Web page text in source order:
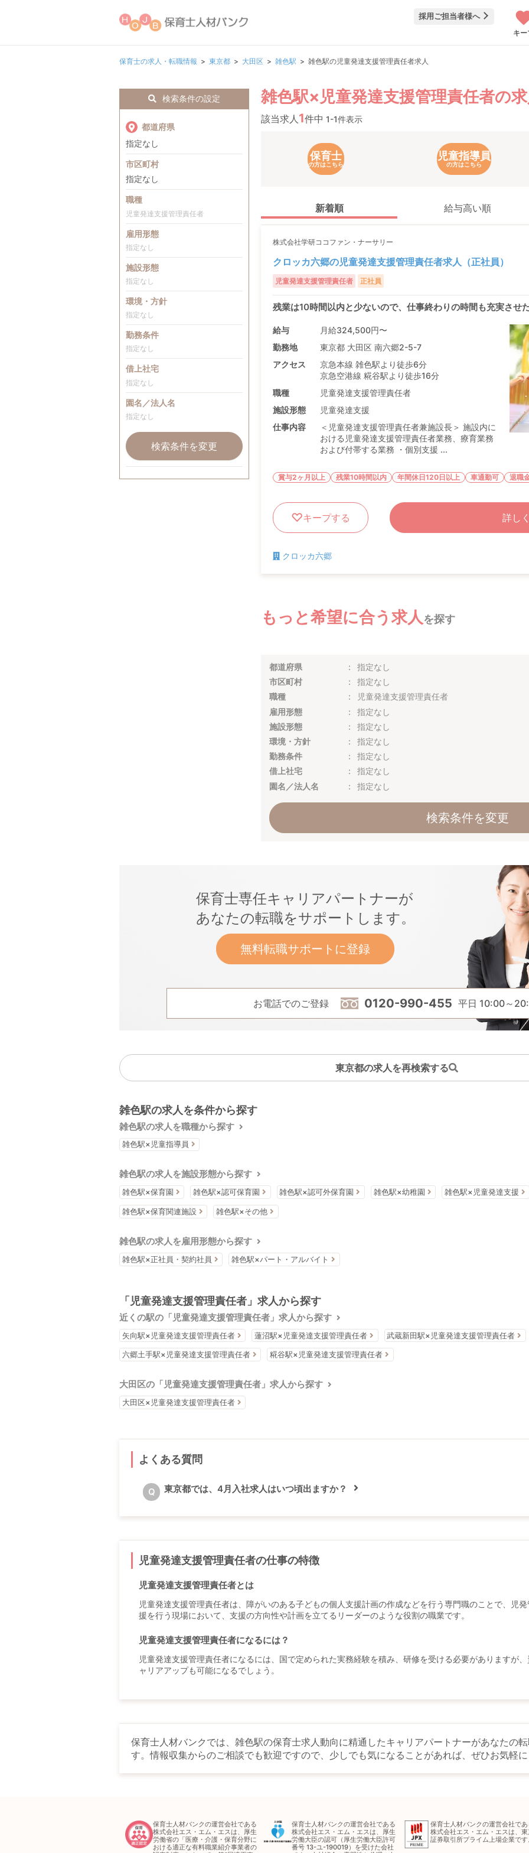
採用ご担当者様へ
キー
保育士の求人・転職情報 東京都 大田区 雑色駅 雑色駅の児童発達支援管理責任者求人
雑色駅×児童発達支援管理責任者の
該当求人 1件中 1-1件表示
保育士
の方はこちら
児童指導員
の方はこちら
新着順 給与高い順
株式会社学研ココファン・ナーサリー
クロッカ六郷の児童発達支援管理責任者求人（正社員）
児童発達支援管理責任者 正社員
残業は10時間以内と少ないので、仕事終わりの時間も充実させ
給与
月給324,500円〜
勤務地
東京都 大田区 南六郷2-5-7
アクセス
京急本線 雑色駅より徒歩6分
京急空港線 糀谷駅より徒歩16分
職種
児童発達支援管理責任者
施設形態
児童発達支援
仕事内容
＜児童発達支援管理責任者兼施設長＞ 施設内に
おける児童発達支援管理責任者業務、療育業務
および付帯する業務 ・個別支援 ...
賞与2ヶ月以上 残業10時間以内 年間休日120日以上 車通勤可 退職
キープする 詳し
クロッカ六郷
検索条件の設定
都道府県
指定なし
市区町村
指定なし
職種
児童発達支援管理責任者
雇用形態
指定なし
施設形態
指定なし
環境・方針
指定なし
勤務条件
指定なし
借上社宅
指定なし
園名／法人名
指定なし
検索条件を変更
もっと希望に合う求人を探す
都道府県
指定なし
市区町村
指定なし
職種
児童発達支援管理責任者
雇用形態
指定なし
施設形態
指定なし
環境・方針
指定なし
勤務条件
指定なし
借上社宅
指定なし
園名／法人名
指定なし
検索条件を変更
保育士専任キャリアパートナーが
あなたの転職をサポートします。
無料転職サポートに登録
お電話でのご登録 0120-990-455 平日 10:00～
東京都の求人を再検索する
雑色駅の求人を条件から探す
雑色駅の求人を職種から探す
雑色駅×児童指導員
雑色駅の求人を施設形態から探す
雑色駅×保育園 雑色駅×認可保育園 雑色駅×認可外保育園 雑色駅×幼稚園 雑色駅×児童発達支援
雑色駅×保育関連施設 雑色駅×その他
雑色駅の求人を雇用形態から探す
雑色駅×正社員・契約社員 雑色駅×パート・アルバイト
「児童発達支援管理責任者」求人から探す
近くの駅の「児童発達支援管理責任者」求人から探す
矢向駅×児童発達支援管理責任者 蓮沼駅×児童発達支援管理責任者 武蔵新田駅×児童発達支援管理責任者
六郷土手駅×児童発達支援管理責任者 糀谷駅×児童発達支援管理責任者
大田区の「児童発達支援管理責任者」求人から探す
大田区×児童発達支援管理責任者
よくある質問
Q 東京都では、4月入社求人はいつ頃出ますか？
児童発達支援管理責任者の仕事の特徴
児童発達支援管理責任者とは
児童発達支援管理責任者は、障がいのある子どもの個人支援計画の作成などを行う専門職のことで、児
援を行う現場において、支援の方向性や計画を立てるリーダーのような役割の職業です。
児童発達支援管理責任者になるには？
児童発達支援管理責任者になるには、国で定められた実務経験を積み、研修を受ける必要がありますが
ャリアアップも可能になるでしょう。
保育士人材バンクでは、雑色駅の保育士求人動向に精通したキャリアパートナーがあなたの
す。情報収集からのご相談でも歓迎ですので、少しでも気になることがあれば、ぜひお気軽
保育士人材バンクの運営会社である
株式会社エス・エム・エスは、厚生
労働省の「医療・介護・保育分野に
おける適正な有料職業紹介事業者の
保育士人材バンクの運営会社である
株式会社エス・エム・エスは、厚生
労働大臣の認可（厚生労働大臣許可
番号 13-ユ-190019）を受けた会社
保育士人材バンクの運営会社で
株式会社エス・エム・エスは、
証券取引所プライム上場企業で